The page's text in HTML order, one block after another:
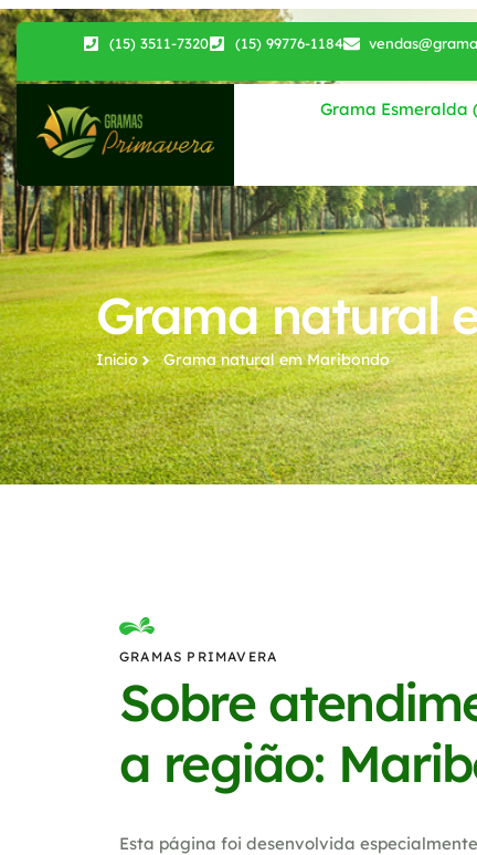
(15) 3511-7320 (15) 99776-1184
Grama Esmeralda
Grama natural
Início Grama natural​ em Maribondo
GRAMAS PRIMAVERA
Sobre
a região:
Esta página foi desenvolvida